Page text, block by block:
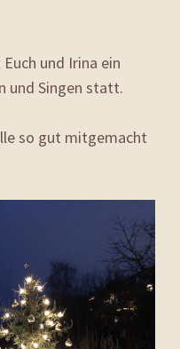
und Irina ein
und Singen statt.
so gut mitgemacht